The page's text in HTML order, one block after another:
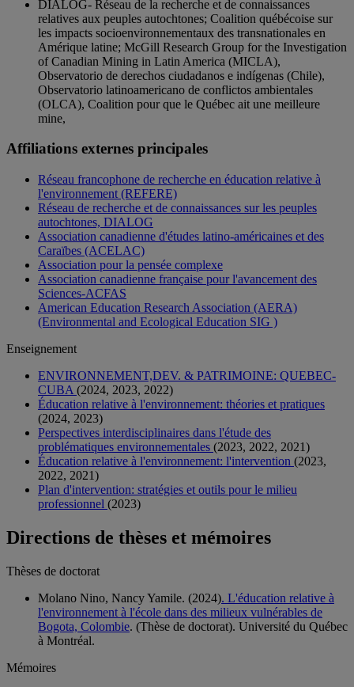
DIALOG- Réseau de la recherche et de connaissances
relatives aux peuples autochtones; Coalition québécoise sur
les impacts socioenvironnementaux des transnationales en
Amérique latine; McGill Research Group for the Investigation
of Canadian Mining in Latin America (MICLA),
Observatorio de derechos ciudadanos e indígenas (Chile),
Observatorio latinoamericano de conflictos ambientales
(OLCA), Coalition pour que le Québec ait une meilleure
mine,
Affiliations externes principales
Réseau francophone de recherche en éducation relative à
l'environnement (REFERE)
Réseau de recherche et de connaissances sur les peuples
autochtones, DIALOG
Association canadienne d'études latino-américaines et des
Caraïbes (ACELAC)
Association pour la pensée complexe
Association canadienne française pour l'avancement des
Sciences-ACFAS
American Education Research Association (AERA)
(Environmental and Ecological Education SIG )
Enseignement
ENVIRONNEMENT,DEV. & PATRIMOINE: QUEBEC-
CUBA (2024, 2023, 2022)
Éducation relative à l'environnement: théories et pratiques
(2024, 2023)
Perspectives interdisciplinaires dans l'étude des
problématiques environnementales (2023, 2022, 2021)
Éducation relative à l'environnement: l'intervention (2023,
2022, 2021)
Plan d'intervention: stratégies et outils pour le milieu
professionnel (2023)
Directions de thèses et mémoires
Thèses de doctorat
Molano Nino, Nancy Yamile. (2024). L'éducation relative à
l'environnement à l'école dans des milieux vulnérables de
Bogota, Colombie. (Thèse de doctorat). Université du Québec
à Montréal.
Mémoires